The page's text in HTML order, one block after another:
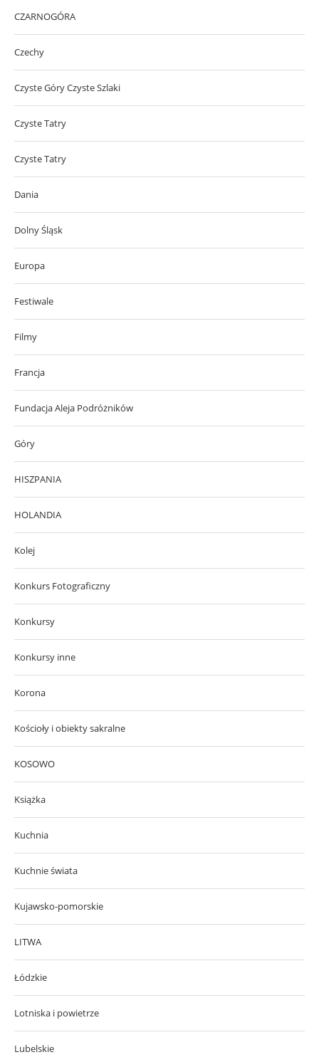
CZARNOGÓRA
Czechy
Czyste Góry Czyste Szlaki
Czyste Tatry
Czyste Tatry
Dania
Dolny Śląsk
Europa
Festiwale
Filmy
Francja
Fundacja Aleja Podróżników
Góry
HISZPANIA
HOLANDIA
Kolej
Konkurs Fotograficzny
Konkursy
Konkursy inne
Korona
Kościoły i obiekty sakralne
KOSOWO
Książka
Kuchnia
Kuchnie świata
Kujawsko-pomorskie
LITWA
Łódzkie
Lotniska i powietrze
Lubelskie